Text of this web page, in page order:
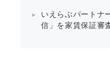
いえらぶパートナ
信」を家賃保証審